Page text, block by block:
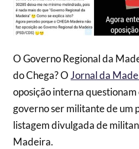
O Governo Regional da
do Chega? OJornal da
oposição interna questionam
governo ser militante de um
listagem divulgada de
Madeira.